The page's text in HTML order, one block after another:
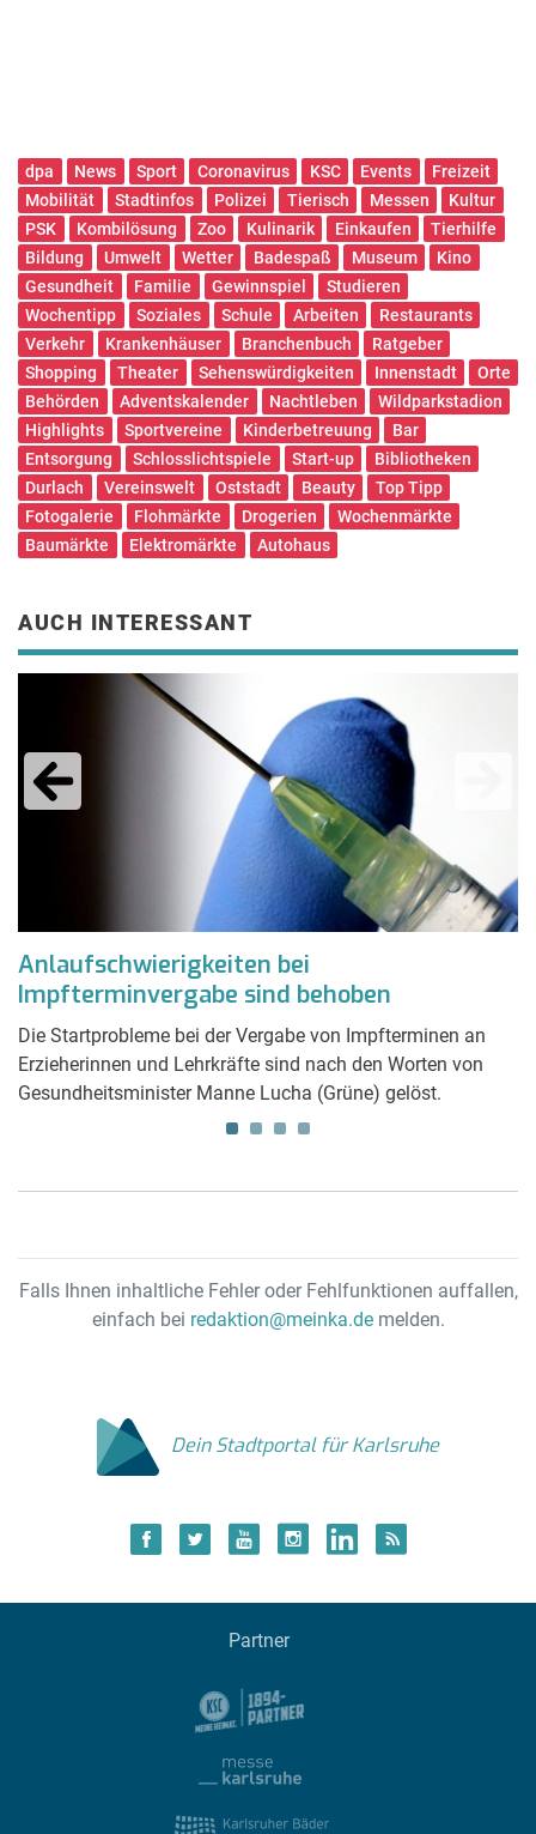
dpa News Sport Coronavirus KSC Events
Freizeit
Mobilität
Stadtinfos Polizei Tierisch Messen
Kultur
PSK
Kombilösung Zoo Kulinarik Einkaufen
Tierhilfe
Bildung
Umwelt Wetter Badespaß Museum
Kino
Gesundheit
Familie Gewinnspiel
Studieren
Wochentipp
Soziales Schule Arbeiten
Restaurants
Verkehr
Krankenhäuser Branchenbuch
Ratgeber
Shopping
Theater Sehenswürdigkeiten Innenstadt
Orte
Behörden
Adventskalender Nachtleben
Wildparkstadion
Highlights
Sportvereine Kinderbetreuung
Bar
Entsorgung
Schlosslichtspiele Start-up
Bibliotheken
Durlach
Vereinswelt Oststadt Beauty
Top Tipp
Fotogalerie
Flohmärkte Drogerien
Wochenmärkte
Baumärkte
Elektromärkte Autohaus
AUCH INTERESSANT
Anlaufschwierigkeiten bei
Impfterminvergabe sind behoben
Die Startprobleme bei der Vergabe von Impfterminen an
Erzieherinnen und Lehrkräfte sind nach den Worten von
Gesundheitsminister Manne Lucha (Grüne) gelöst.
Falls Ihnen inhaltliche Fehler oder Fehlfunktionen auffallen,
einfach bei redaktion@meinka.demelden.
Dein Stadtportal für Karlsruhe
Partner